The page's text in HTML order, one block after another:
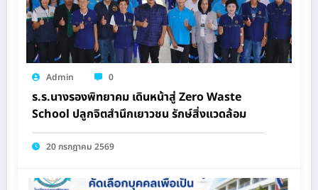
Admin 0
ร.ร.นางรองพิทยาคม เดินหน้าสู่ Zero Waste
School ปลูกจิตสำนึกเยาวชน รักษ์สิ่งแวดล้อม
20 กรกฎาคม 2569